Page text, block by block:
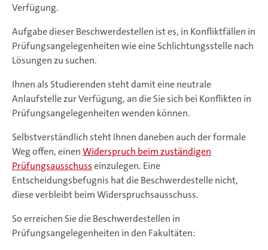
Verfügung.
Aufgabe dieser Beschwerdestellen ist es, in Konfliktfällen in
Prüfungsangelegenheiten wie eine Schlichtungsstelle nach
Lösungen zu suchen.
Ihnen als Studierenden steht damit eine neutrale
Anlaufstelle zur Verfügung, an die Sie sich bei Konflikten in
Prüfungsangelegenheiten wenden können.
Selbstverständlich steht Ihnen daneben auch der formale
Weg offen, einenWiderspruch beim zuständigen
Prüfungsausschusseinzulegen. Eine
Entscheidungsbefugnis hat die Beschwerdestelle nicht,
diese verbleibt beim Widerspruchsausschuss.
So erreichen Sie die Beschwerdestellen in
Prüfungsangelegenheiten in den Fakultäten: